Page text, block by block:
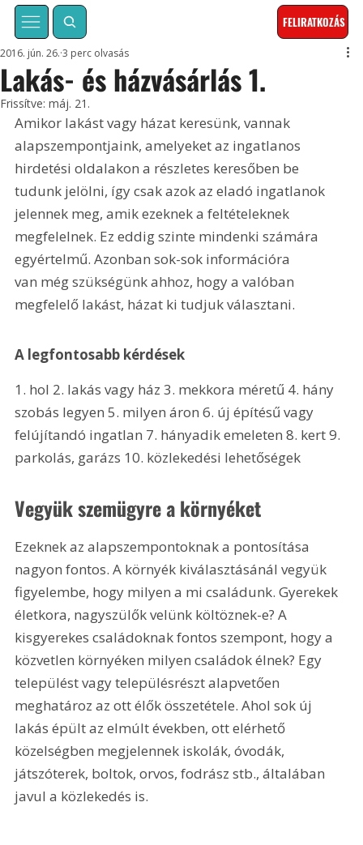
FELIRATKOZÁS
Lakás- és házvásárlás 1.
2016. jún. 26. 3 perc olvasás
Frissítve:máj. 21.
Amikor lakást vagy házat keresünk, vannak
alapszempontjaink, amelyeket az ingatlanos
hirdetési oldalakon a részletes keresőben be
tudunk jelölni, így csak azok az eladó ingatlanok
jelennek meg, amik ezeknek a feltételeknek
megfelelnek. Ez eddig szinte mindenki számára
egyértelmű. Azonban sok-sok információra
van még szükségünk ahhoz, hogy a valóban
megfelelő lakást, házat ki tudjuk választani.
A legfontosabb kérdések
1. hol 2. lakás vagy ház 3. mekkora méretű 4. hány
szobás legyen 5. milyen áron 6. új építésű vagy
felújítandó ingatlan 7. hányadik emeleten 8. kert 9.
parkolás, garázs 10. közlekedési lehetőségek
Vegyük szemügyre a környéket
Ezeknek az alapszempontoknak a pontosítása
nagyon fontos. A környék kiválasztásánál vegyük
figyelembe, hogy milyen a mi családunk. Gyerekek
életkora, nagyszülők velünk költöznek-e? A
kisgyerekes családoknak fontos szempont, hogy a
közvetlen környéken milyen családok élnek? Egy
települést vagy településrészt alapvetően
meghatároz az ott élők összetétele. Ahol sok új
lakás épült az elmúlt években, ott elérhető
közelségben megjelennek iskolák, óvodák,
játszóterek, boltok, orvos, fodrász stb., általában
javul a közlekedés is.